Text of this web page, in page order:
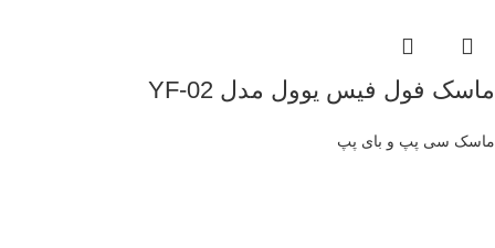
ماسک فول فیس یوول مدل YF-02
ماسک سی پپ و بای پپ